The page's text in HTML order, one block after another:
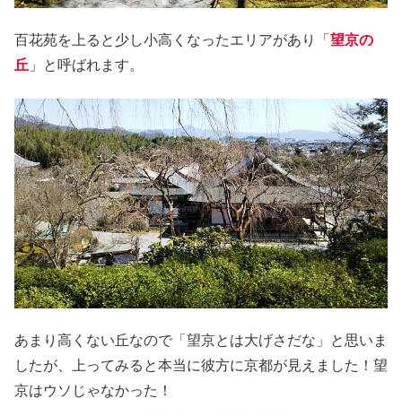
百花苑を上ると少し小高くなったエリアがあり「 望京の
丘 」と呼ばれます。
あまり高くない丘なので「望京とは大げさだな」と思いま
したが、上ってみると本当に彼方に京都が見えました！望
京はウソじゃなかった！